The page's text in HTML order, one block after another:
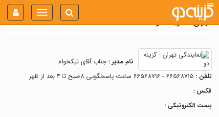
Toggle
navigation
تهران - گزینه دو
نام مدیر : جناب آقای نیکخواه
تلفن : 66568715 - 66568716 ساعت پاسخگویی 8صبح تا 4 بعد از ظهر
فکس :
پست الکترونیکی :